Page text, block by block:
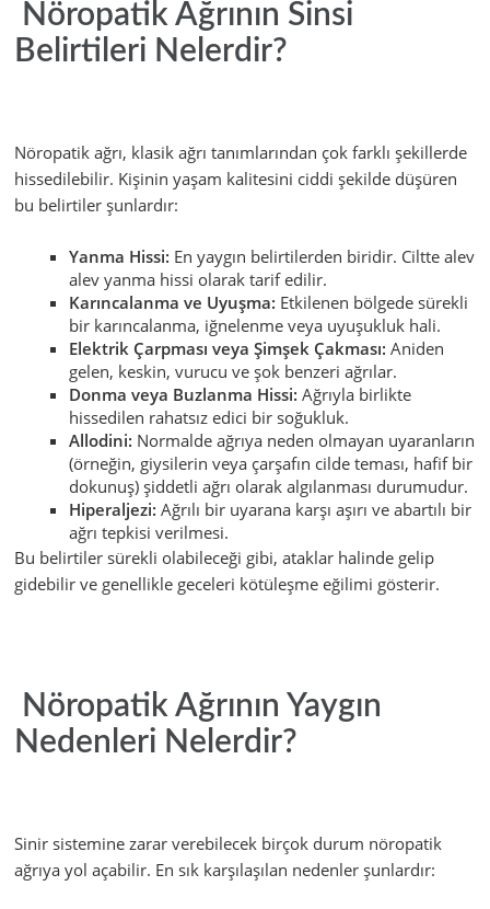
Nöropatik Ağrının Sinsi
Belirtileri Nelerdir?
Nöropatik ağrı, klasik ağrı tanımlarından çok farklı şekillerde
hissedilebilir. Kişinin yaşam kalitesini ciddi şekilde düşüren
bu belirtiler şunlardır:
Yanma Hissi: En yaygın belirtilerden biridir. Ciltte alev
alev yanma hissi olarak tarif edilir.
Karıncalanma ve Uyuşma: Etkilenen bölgede sürekli
bir karıncalanma, iğnelenme veya uyuşukluk hali.
Elektrik Çarpması veya Şimşek Çakması: Aniden
gelen, keskin, vurucu ve şok benzeri ağrılar.
Donma veya Buzlanma Hissi: Ağrıyla birlikte
hissedilen rahatsız edici bir soğukluk.
Allodini: Normalde ağrıya neden olmayan uyaranların
(örneğin, giysilerin veya çarşafın cilde teması, hafif bir
dokunuş) şiddetli ağrı olarak algılanması durumudur.
Hiperaljezi: Ağrılı bir uyarana karşı aşırı ve abartılı bir
ağrı tepkisi verilmesi.
Bu belirtiler sürekli olabileceği gibi, ataklar halinde gelip
gidebilir ve genellikle geceleri kötüleşme eğilimi gösterir.
Nöropatik Ağrının Yaygın
Nedenleri Nelerdir?
Sinir sistemine zarar verebilecek birçok durum nöropatik
ağrıya yol açabilir. En sık karşılaşılan nedenler şunlardır: